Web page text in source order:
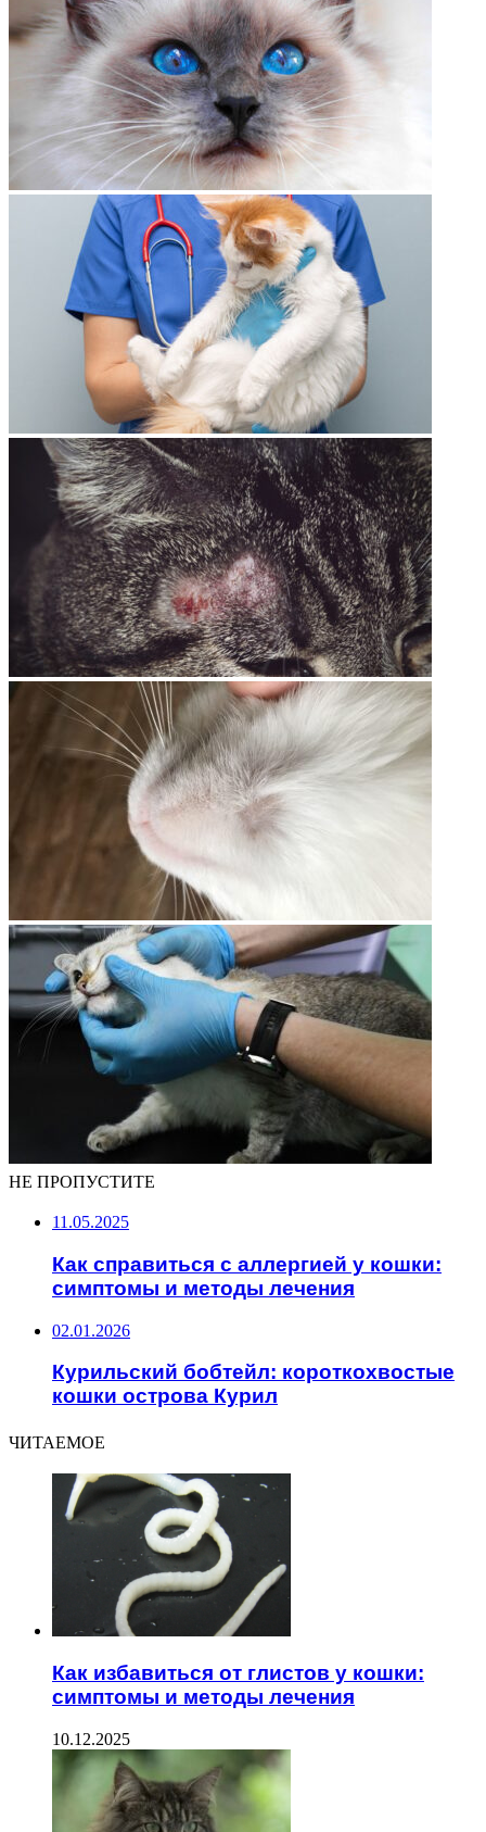
НЕ ПРОПУСТИТЕ
11.05.2025
Как справиться с аллергией у кошки:
симптомы и методы лечения
02.01.2026
Курильский бобтейл: короткохвостые
кошки острова Курил
ЧИТАЕМОЕ
Как избавиться от глистов у кошки:
симптомы и методы лечения
10.12.2025